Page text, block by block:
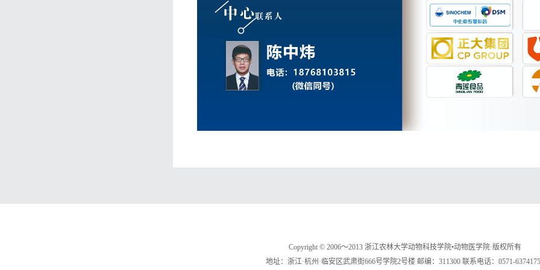
Copyright © 2006～2013 浙江农林大学动物科技学院•动物医学院·版权所有
地址：浙江·杭州·临安区武肃街666号学院2号楼 邮编：311300 联系电话：0571-